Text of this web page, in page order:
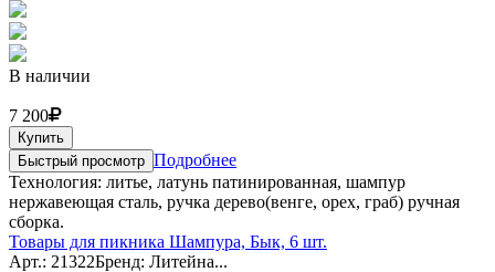
В наличии
7 200
Купить
Быстрый просмотр Подробнее
Технология: литье, латунь патинированная, шампур
нержавеющая сталь, ручка дерево(венге, орех, граб) ручная
сборка.
Товары для пикника Шампура, Бык, 6 шт.
Арт.: 21322Бренд: Литейна...